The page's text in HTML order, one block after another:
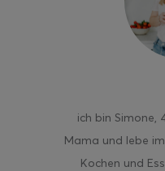
ich bin Simone,
Mama und lebe
Kochen und